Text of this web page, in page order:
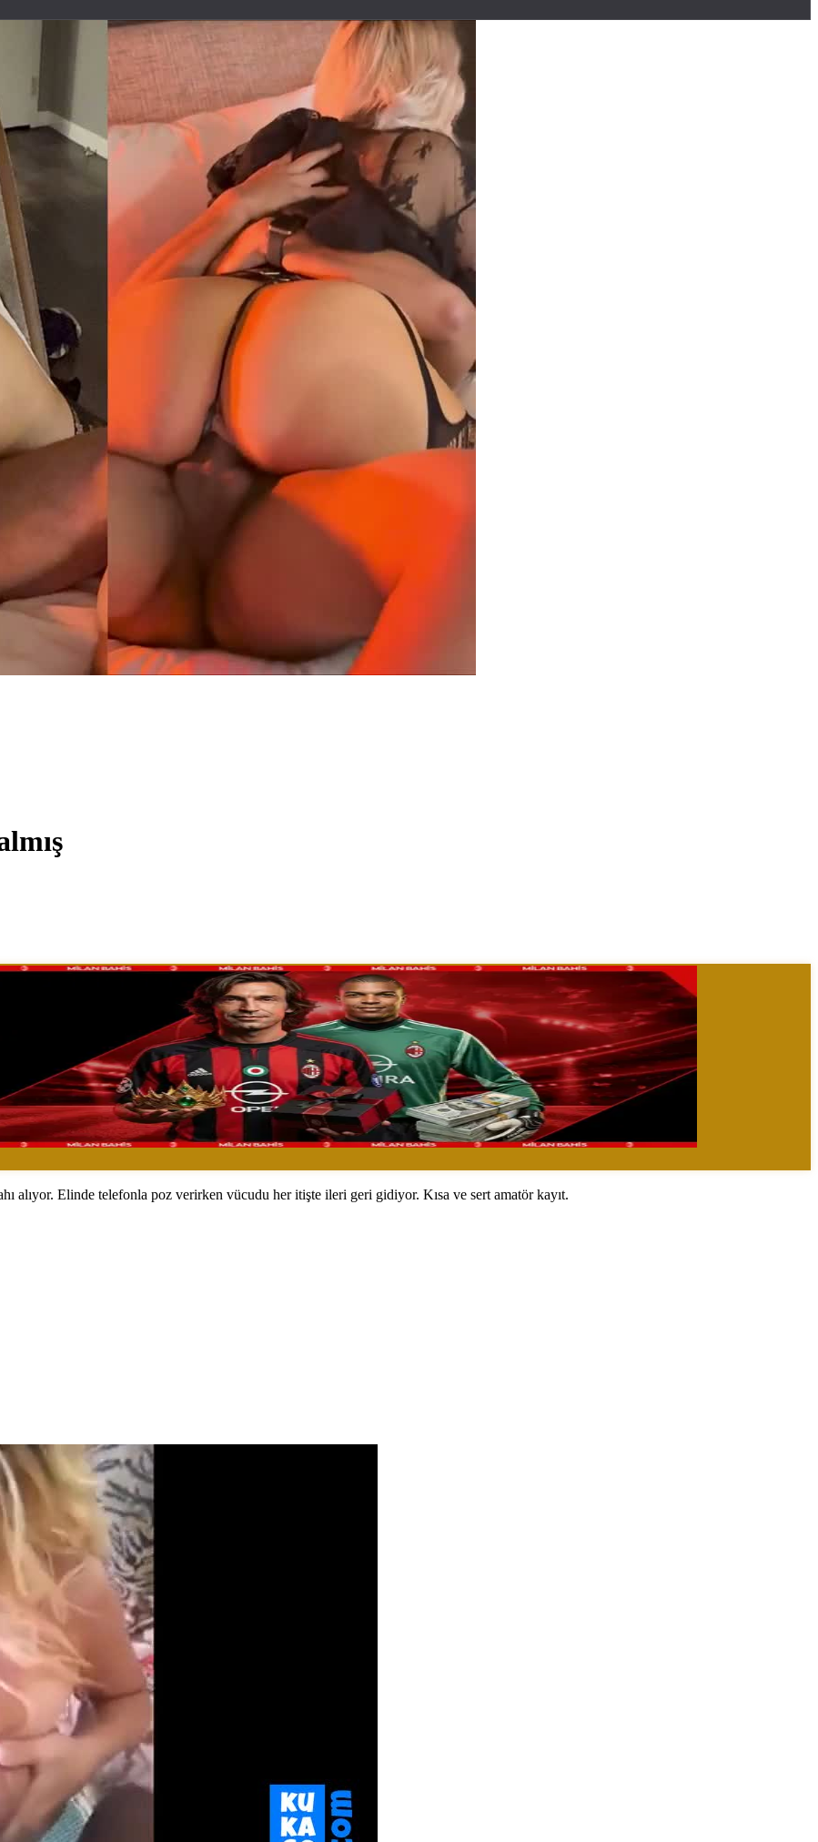
alıyor. Elinde telefonla poz verirken vücudu her itişte ileri geri gidiyor. Kısa ve sert amatör kayıt.